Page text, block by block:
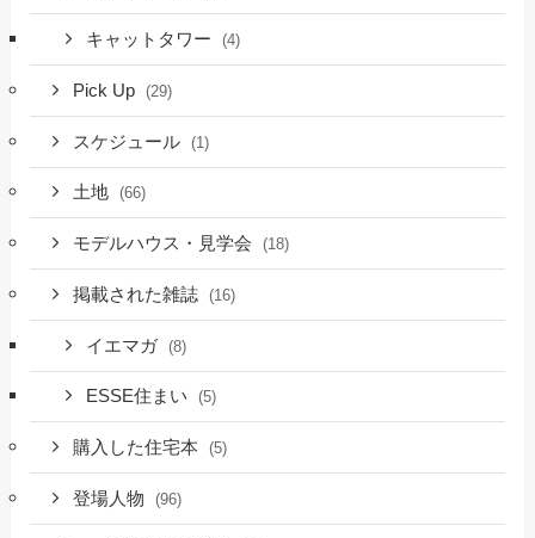
キャットタワー (4)
Pick Up (29)
スケジュール (1)
土地 (66)
モデルハウス・見学会 (18)
掲載された雑誌 (16)
イエマガ (8)
ESSE住まい (5)
購入した住宅本 (5)
登場人物 (96)